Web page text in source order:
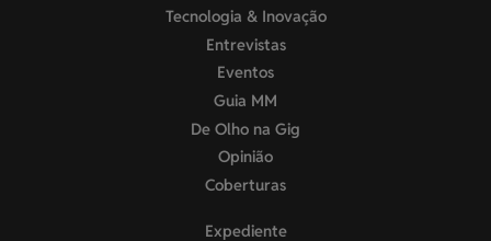
Tecnologia & Inovação
Entrevistas
Eventos
Guia MM
De Olho na Gig
Opinião
Coberturas
Expediente